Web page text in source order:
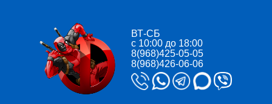
ВТ-СБ
с 10:00 до 18:00
8(968)425-05-05
8(968)426-06-06